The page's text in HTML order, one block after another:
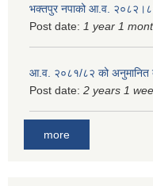
भक्तपुर नपाको आ.व.
Post date: 1 year 1
आ.व. २०८१/८२ को
Post date: 2 years 1
more